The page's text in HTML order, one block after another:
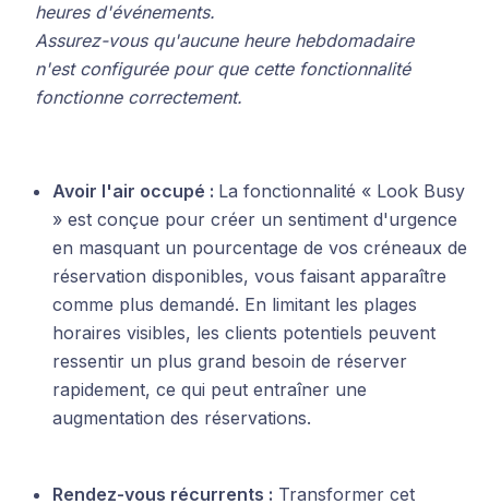
heures d'événements.
Assurez-vous qu'aucune heure hebdomadaire
n'est configurée pour que cette fonctionnalité
fonctionne correctement.
Avoir l'air occupé : La fonctionnalité « Look Busy
» est conçue pour créer un sentiment d'urgence
en masquant un pourcentage de vos créneaux de
réservation disponibles, vous faisant apparaître
comme plus demandé. En limitant les plages
horaires visibles, les clients potentiels peuvent
ressentir un plus grand besoin de réserver
rapidement, ce qui peut entraîner une
augmentation des réservations.
Rendez-vous récurrents : Transformer cet